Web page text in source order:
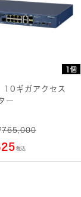
1個
10ギガアクセス
ー
765,000
税込